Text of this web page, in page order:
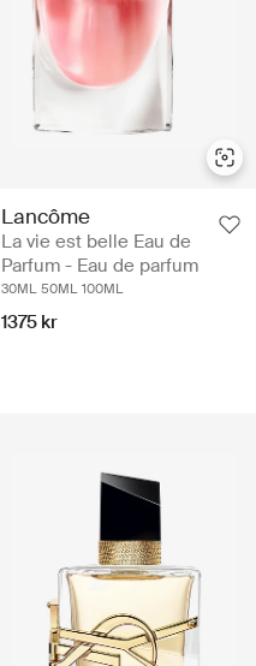
Lancôme
La vie est belle Eau de
Parfum - Eau de parfum
30ML 50ML 100ML
1375 kr